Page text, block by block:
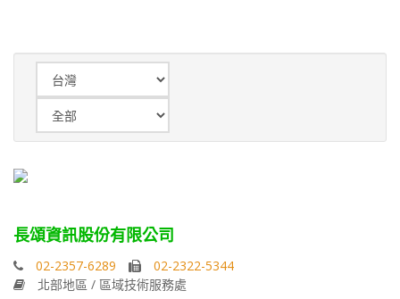
長頌資訊股份有限公司
02-2357-6289
02-2322-5344
北部地區 / 區域技術服務處